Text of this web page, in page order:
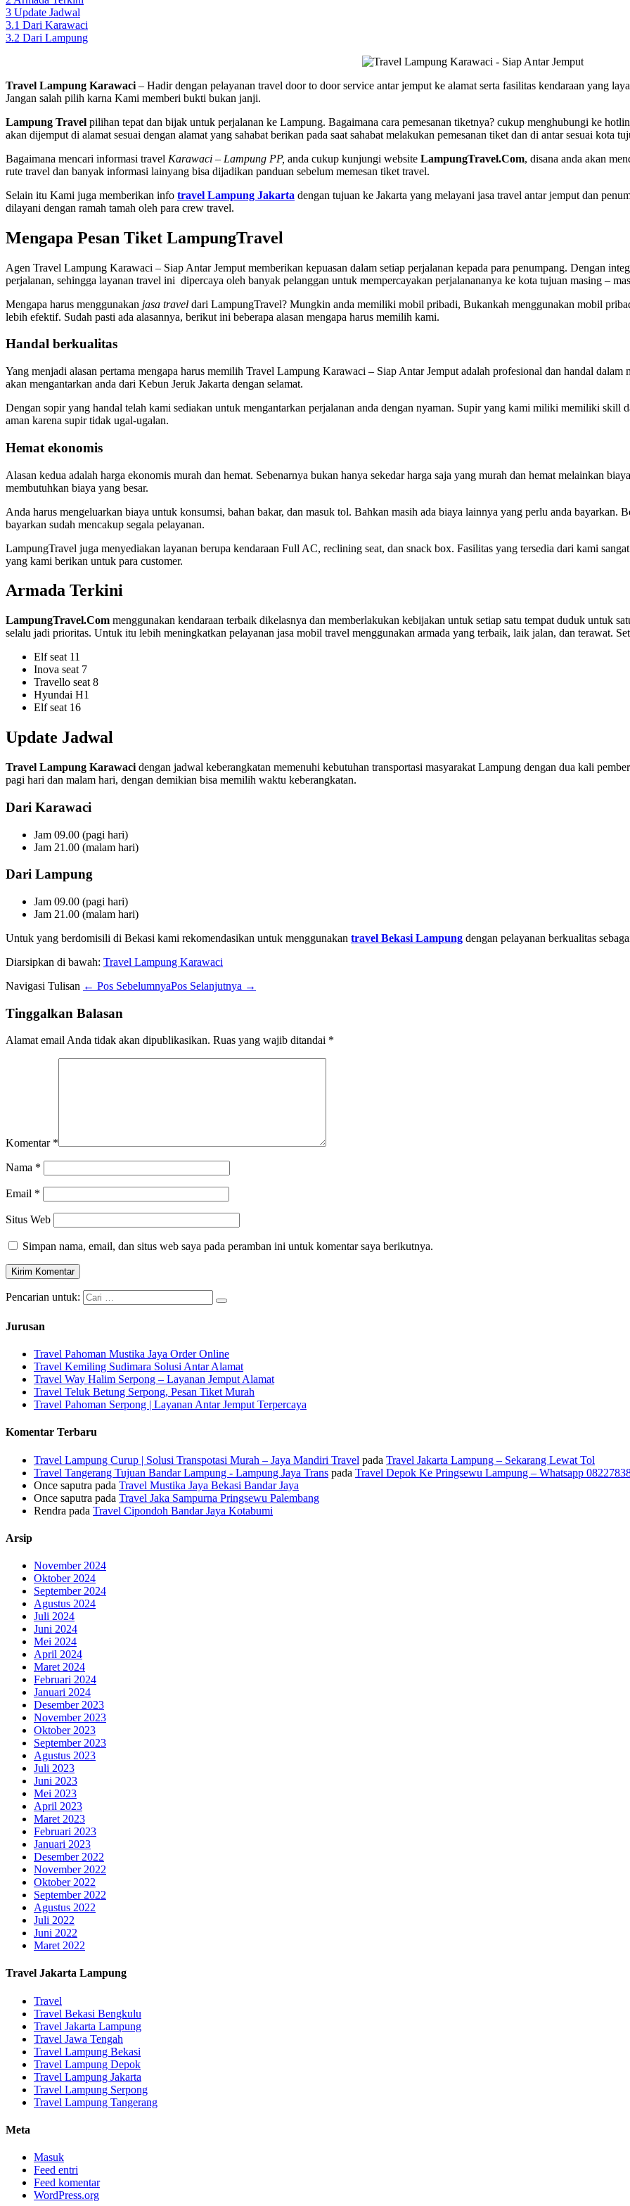
3 Update Jadwal
3.1 Dari Karawaci
3.2 Dari Lampung
Travel Lampung Karawaci – Hadir dengan pelayanan travel door to door service antar jemput ke alamat serta fasilitas kendaraan yang
Jangan salah pilih karna Kami memberi bukti bukan janji.
Lampung Travel pilihan tepat dan bijak untuk perjalanan ke Lampung. Bagaimana cara pemesanan tiketnya? cukup menghubungi ke
akan dijemput di alamat sesuai dengan alamat yang sahabat berikan pada saat sahabat melakukan pemesanan tiket dan di antar sesuai kota
Bagaimana mencari informasi travel Karawaci – Lampung PP, anda cukup kunjungi website LampungTravel.Com, disana anda akan
rute travel dan banyak informasi lainyang bisa dijadikan panduan sebelum memesan tiket travel.
Selain itu Kami juga memberikan info travel Lampung Jakarta dengan tujuan ke Jakarta yang melayani jasa travel antar jemput dan
dilayani dengan ramah tamah oleh para crew travel.
Mengapa Pesan Tiket LampungTravel
Agen Travel Lampung Karawaci – Siap Antar Jemput memberikan kepuasan dalam setiap perjalanan kepada para penumpang. Dengan
perjalanan, sehingga layanan travel ini dipercaya oleh banyak pelanggan untuk mempercayakan perjalanananya ke kota tujuan masing –
Mengapa harus menggunakan jasa travel dari LampungTravel? Mungkin anda memiliki mobil pribadi, Bukankah menggunakan mobil
lebih efektif. Sudah pasti ada alasannya, berikut ini beberapa alasan mengapa harus memilih kami.
Handal berkualitas
Yang menjadi alasan pertama mengapa harus memilih Travel Lampung Karawaci – Siap Antar Jemput adalah profesional dan handal
akan mengantarkan anda dari Kebun Jeruk Jakarta dengan selamat.
Dengan sopir yang handal telah kami sediakan untuk mengantarkan perjalanan anda dengan nyaman. Supir yang kami miliki memiliki skill
aman karena supir tidak ugal-ugalan.
Hemat ekonomis
Alasan kedua adalah harga ekonomis murah dan hemat. Sebenarnya bukan hanya sekedar harga saja yang murah dan hemat melainkan
membutuhkan biaya yang besar.
Anda harus mengeluarkan biaya untuk konsumsi, bahan bakar, dan masuk tol. Bahkan masih ada biaya lainnya yang perlu anda bayarkan.
bayarkan sudah mencakup segala pelayanan.
LampungTravel juga menyediakan layanan berupa kendaraan Full AC, reclining seat, dan snack box. Fasilitas yang tersedia dari kami
yang kami berikan untuk para customer.
Armada Terkini
LampungTravel.Com menggunakan kendaraan terbaik dikelasnya dan memberlakukan kebijakan untuk setiap satu tempat duduk untuk
selalu jadi prioritas. Untuk itu lebih meningkatkan pelayanan jasa mobil travel menggunakan armada yang terbaik, laik jalan, dan terawat.
Elf seat 11
Inova seat 7
Travello seat 8
Hyundai H1
Elf seat 16
Update Jadwal
Travel Lampung Karawaci dengan jadwal keberangkatan memenuhi kebutuhan transportasi masyarakat Lampung dengan dua kali
pagi hari dan malam hari, dengan demikian bisa memilih waktu keberangkatan.
Dari Karawaci
Jam 09.00 (pagi hari)
Jam 21.00 (malam hari)
Dari Lampung
Jam 09.00 (pagi hari)
Jam 21.00 (malam hari)
Untuk yang berdomisili di Bekasi kami rekomendasikan untuk menggunakan travel Bekasi Lampung dengan pelayanan berkualitas
Diarsipkan di bawah: Travel Lampung Karawaci
Navigasi Tulisan ← Pos SebelumnyaPos Selanjutnya →
Tinggalkan Balasan
Alamat email Anda tidak akan dipublikasikan. Ruas yang wajib ditandai *
Komentar *
Nama *
Email *
Situs Web
Simpan nama, email, dan situs web saya pada peramban ini untuk komentar saya berikutnya.
Pencarian untuk:
Jurusan
Travel Pahoman Mustika Jaya Order Online
Travel Kemiling Sudimara Solusi Antar Alamat
Travel Way Halim Serpong – Layanan Jemput Alamat
Travel Teluk Betung Serpong, Pesan Tiket Murah
Travel Pahoman Serpong | Layanan Antar Jemput Terpercaya
Komentar Terbaru
Travel Lampung Curup | Solusi Transpotasi Murah – Jaya Mandiri Travel pada Travel Jakarta Lampung – Sekarang Lewat Tol
Travel Tangerang Tujuan Bandar Lampung - Lampung Jaya Trans pada Travel Depok Ke Pringsewu Lampung – Whatsapp
Once saputra pada Travel Mustika Jaya Bekasi Bandar Jaya
Once saputra pada Travel Jaka Sampurna Pringsewu Palembang
Rendra pada Travel Cipondoh Bandar Jaya Kotabumi
Arsip
November 2024
Oktober 2024
September 2024
Agustus 2024
Juli 2024
Juni 2024
Mei 2024
April 2024
Maret 2024
Februari 2024
Januari 2024
Desember 2023
November 2023
Oktober 2023
September 2023
Agustus 2023
Juli 2023
Juni 2023
Mei 2023
April 2023
Maret 2023
Februari 2023
Januari 2023
Desember 2022
November 2022
Oktober 2022
September 2022
Agustus 2022
Juli 2022
Juni 2022
Maret 2022
Travel Jakarta Lampung
Travel
Travel Bekasi Bengkulu
Travel Jakarta Lampung
Travel Jawa Tengah
Travel Lampung Bekasi
Travel Lampung Depok
Travel Lampung Jakarta
Travel Lampung Serpong
Travel Lampung Tangerang
Meta
Masuk
Feed entri
Feed komentar
WordPress.org